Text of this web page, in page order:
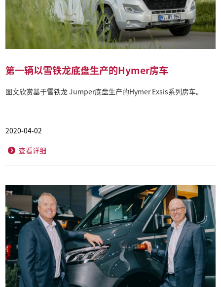
第一辆以雪铁龙底盘生产的Hymer房车
图文欣赏基于雪铁龙 Jumper底盘生产的Hymer Exsis系列房车。
2020-04-02
查看详细